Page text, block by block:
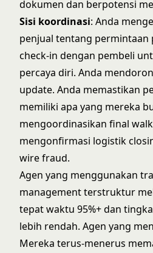
dokumen dan berpotensi
Sisi koordinasi: Anda
penjual tentang permintaan
check-in dengan pembeli
percaya diri. Anda
update. Anda memastikan
memiliki apa yang mereka
mengoordinasikan final
mengonfirmasi logistik
wire fraud.
Agen yang menggunakan
management terstruktur
tepat waktu 95%+ dan
lebih rendah. Agen yang
Mereka terus-menerus